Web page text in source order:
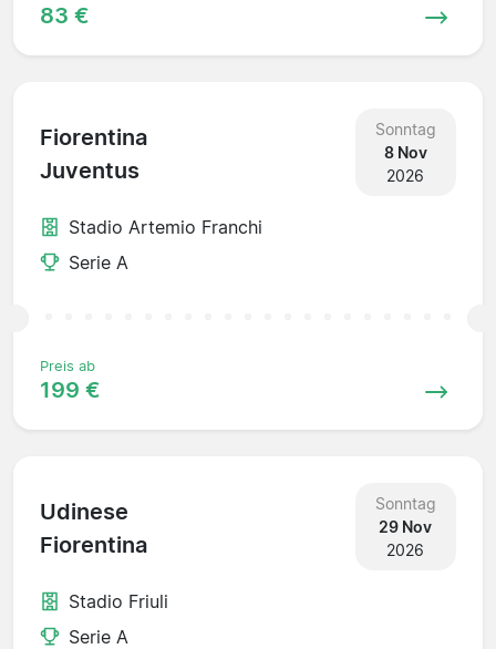
83 €
Fiorentina
Juventus
Sonntag
8 Nov
2026
Stadio Artemio Franchi
Serie A
Preis ab
199 €
Udinese
Fiorentina
Sonntag
29 Nov
2026
Stadio Friuli
Serie A